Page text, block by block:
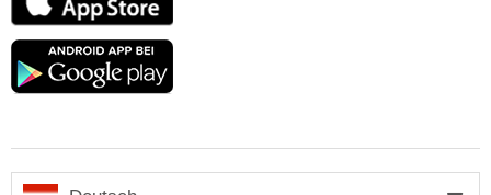
Store
Google